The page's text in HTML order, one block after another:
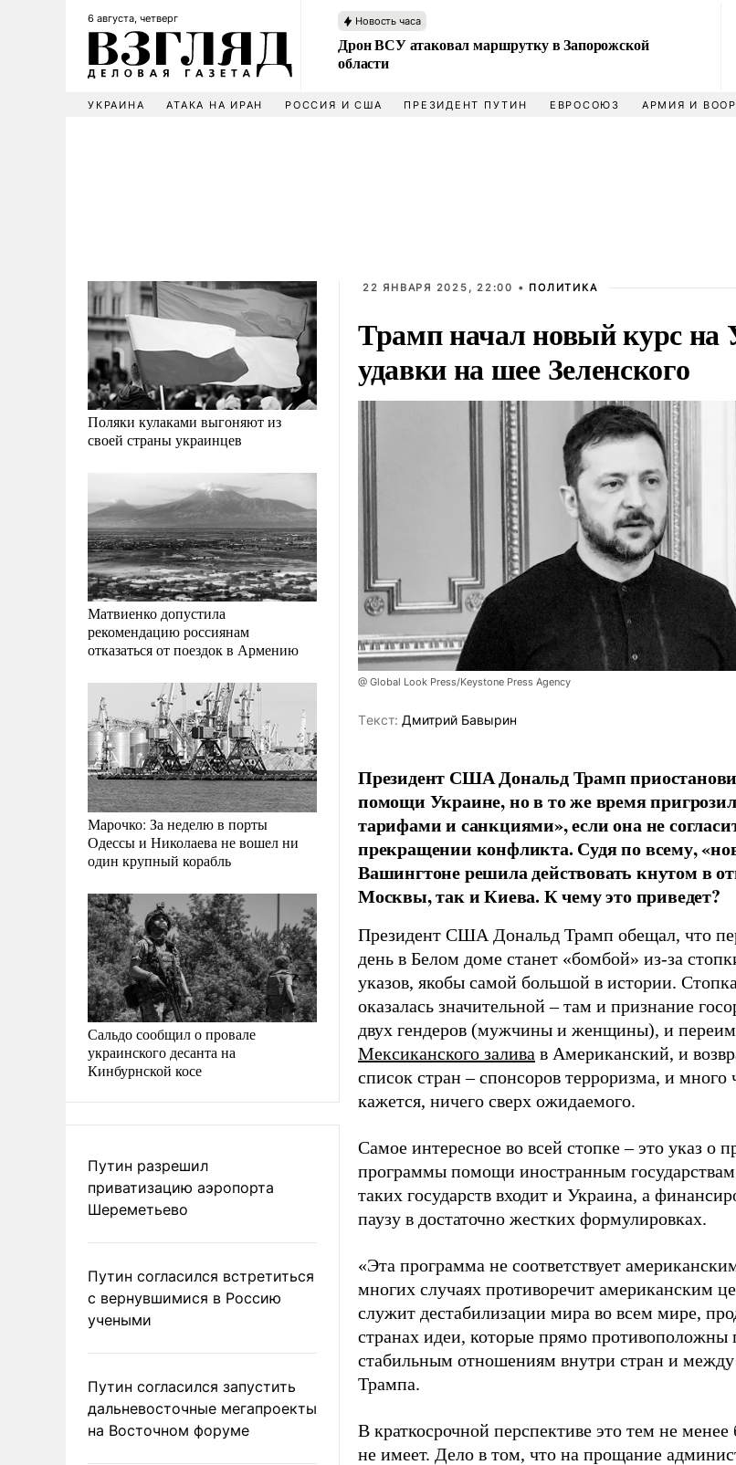
6 августа, четверг Новость часа
Дрон ВСУ атаковал маршрутку в Запорожской
области
УКРАИНА АТАКА НА ИРАН РОССИЯ И США ПРЕЗИДЕНТ ПУТИН ЕВРОСОЮЗ АРМИЯ И
Поляки кулаками выгоняют из
своей страны украинцев
Матвиенко допустила
рекомендацию россиянам
отказаться от поездок в Армению
Марочко: За неделю в порты
Одессы и Николаева не вошел ни
один крупный корабль
Сальдо сообщил о провале
украинского десанта на
Кинбурнской косе
Путин разрешил
приватизацию аэропорта
Шереметьево
Путин согласился встретиться
с вернувшимися в Россию
учеными
Путин согласился запустить
дальневосточные мегапроекты
на Восточном форуме
22 ЯНВАРЯ 2025, 22:00 • ПОЛИТИКА
Трамп начал новый курс на
удавки на шее Зеленского
@ Global Look Press/Keystone Press Agency
Tекст: Дмитрий Бавырин
Президент США Дональд Трамп
помощи Украине, но в то же время
тарифами и санкциями», если она не
прекращении конфликта. Судя по всему,
Вашингтоне решила действовать кнутом в
Москвы, так и Киева. К чему это приведет?
Президент США Дональд Трамп обещал, что
день в Белом доме станет «бомбой» из-за
указов, якобы самой большой в истории.
оказалась значительной – там и признание
двух гендеров (мужчины и женщины), и
Мексиканского залива в Американский, и
список стран – спонсоров терроризма, и много
кажется, ничего сверх ожидаемого.
Самое интересное во всей стопке – это указ о
программы помощи иностранным
таких государств входит и Украина, а
паузу в достаточно жестких формулировках.
«Эта программа не соответствует
многих случаях противоречит американским
служит дестабилизации мира во всем мире,
странах идеи, которые прямо
стабильным отношениям внутри стран и между
Трампа.
В краткосрочной перспективе это тем не
не имеет. Дело в том, что на прощание